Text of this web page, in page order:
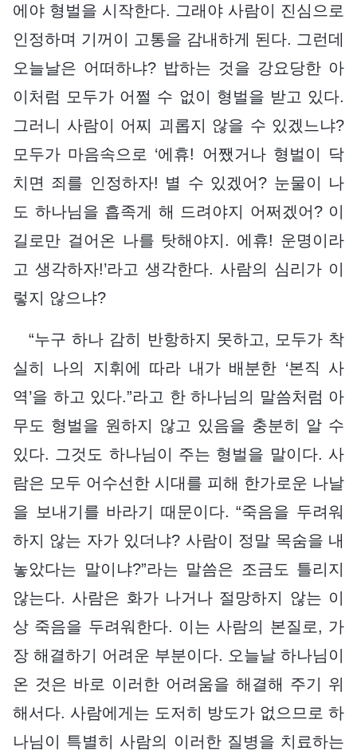
에야 형벌을 시작한다. 그래야 사람이 진심으로
인정하며 기꺼이 고통을 감내하게 된다. 그런데
오늘날은 어떠하냐? 밥하는 것을 강요당한 아
이처럼 모두가 어쩔 수 없이 형벌을 받고 있다.
그러니 사람이 어찌 괴롭지 않을 수 있겠느냐?
모두가 마음속으로 ‘에휴! 어쨌거나 형벌이 닥
치면 죄를 인정하자! 별 수 있겠어? 눈물이 나
도 하나님을 흡족게 해 드려야지 어쩌겠어? 이
길로만 걸어온 나를 탓해야지. 에휴! 운명이라
고 생각하자!’라고 생각한다. 사람의 심리가 이
렇지 않으냐?
“누구 하나 감히 반항하지 못하고, 모두가 착
실히 나의 지휘에 따라 내가 배분한 ‘본직 사
역’을 하고 있다.”라고 한 하나님의 말씀처럼 아
무도 형벌을 원하지 않고 있음을 충분히 알 수
있다. 그것도 하나님이 주는 형벌을 말이다. 사
람은 모두 어수선한 시대를 피해 한가로운 나날
을 보내기를 바라기 때문이다. “죽음을 두려워
하지 않는 자가 있더냐? 사람이 정말 목숨을 내
놓았다는 말이냐?”라는 말씀은 조금도 틀리지
않는다. 사람은 화가 나거나 절망하지 않는 이
상 죽음을 두려워한다. 이는 사람의 본질로, 가
장 해결하기 어려운 부분이다. 오늘날 하나님이
온 것은 바로 이러한 어려움을 해결해 주기 위
해서다. 사람에게는 도저히 방도가 없으므로 하
나님이 특별히 사람의 이러한 질병을 치료하는